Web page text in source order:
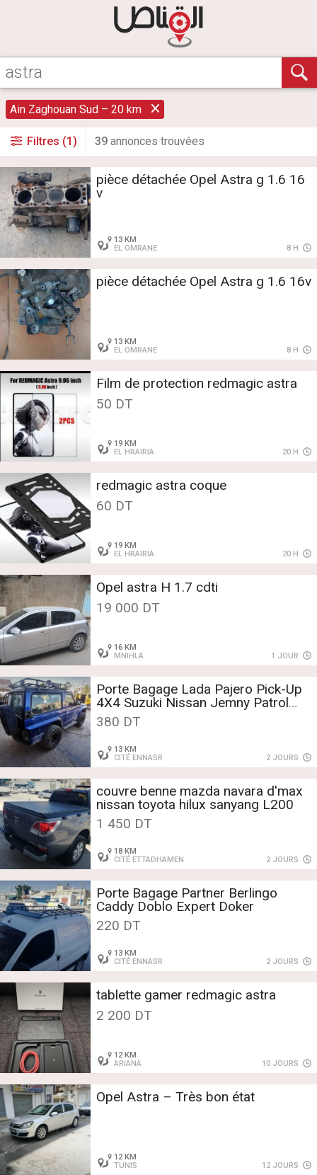
Ain Zaghouan Sud – 20 km
Filtres (1) 39 annonces trouvées
pièce détachée Opel Astra g 1.6 16
v
13 KM
EL OMRANE
8 H
pièce détachée Opel Astra g 1.6 16v
13 KM
EL OMRANE
8 H
Film de protection redmagic astra
50 DT
19 KM
EL HRAIRIA
20 H
redmagic astra coque
60 DT
19 KM
EL HRAIRIA
20 H
Opel astra H 1.7 cdti
19 000 DT
16 KM
MNIHLA
1 JOUR
Porte Bagage Lada Pajero Pick-Up
4X4 Suzuki Nissan Jemny Patrol
Toyota LG
380 DT
13 KM
CITÉ ENNASR
2 JOURS
couvre benne mazda navara d'max
nissan toyota hilux sanyang L200
1 450 DT
18 KM
CITÉ ETTADHAMEN
2 JOURS
Porte Bagage Partner Berlingo
Caddy Doblo Expert Doker
220 DT
13 KM
CITÉ ENNASR
2 JOURS
tablette gamer redmagic astra
2 200 DT
12 KM
ARIANA
10 JOURS
Opel Astra – Très bon état
12 KM
TUNIS
12 JOURS